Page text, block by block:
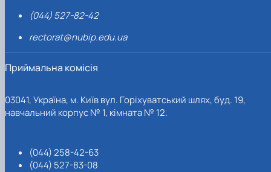
(044) 527-82-42
rectorat@nubip.edu.ua
Приймальна комісія
03041, Україна, м. Київ вул. Горіхуватський шлях, буд. 19,
навчальний корпус № 1, кімната № 12.
(044) 258-42-63
(044) 527-83-08